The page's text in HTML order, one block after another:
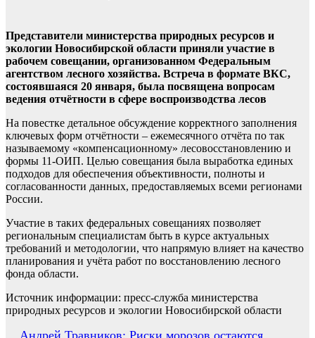
Представители министерства природных ресурсов и
экологии Новосибирской области приняли участие в
рабочем совещании, организованном Федеральным
агентством лесного хозяйства. Встреча в формате ВКС,
состоявшаяся 20 января, была посвящена вопросам
ведения отчётности в сфере воспроизводства лесов
На повестке детальное обсуждение корректного заполнения
ключевых форм отчётности – ежемесячного отчёта по так
называемому «компенсационному» лесовосстановлению и
формы 11-ОИП. Целью совещания была выработка единых
подходов для обеспечения объективности, полноты и
согласованности данных, предоставляемых всеми регионами
России.
Участие в таких федеральных совещаниях позволяет
региональным специалистам быть в курсе актуальных
требований и методологии, что напрямую влияет на качество
планирования и учёта работ по восстановлению лесного
фонда области.
Источник информации: пресс-служба министерства
природных ресурсов и экологии Новосибирской области
Андрей Травников: Риски морозов остаются